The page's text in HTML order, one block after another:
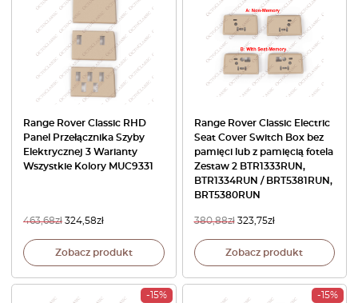
Range Rover Classic RHD
Panel Przełącznika Szyby
Elektrycznej 3 Warianty
Wszystkie Kolory MUC9331
463,68zł 324,58zł
Zobacz produkt
Range Rover Classic Electric
Seat Cover Switch Box bez
pamięci lub z pamięcią fotela
Zestaw 2 BTR1333RUN,
BTR1334RUN / BRT5381RUN,
BRT5380RUN
380,88zł 323,75zł
Zobacz produkt
-15% -15%